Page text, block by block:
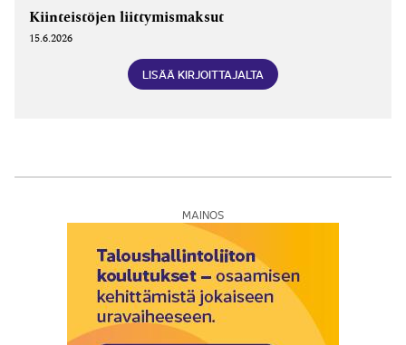
Kiinteistöjen liittymismaksut
15.6.2026
LISÄÄ KIRJOITTAJALTA
MAINOS